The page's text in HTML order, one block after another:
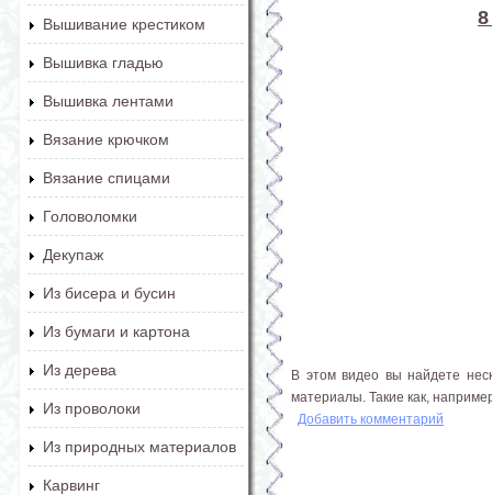
Вышивание крестиком
Вышивка гладью
Вышивка лентами
Вязание крючком
Вязание спицами
Головоломки
Декупаж
Из бисера и бусин
Из бумаги и картона
Из дерева
Из проволоки
Из природных материалов
Карвинг
В этом видео вы найдете
материалы. Такие как,
Добавить комментарий